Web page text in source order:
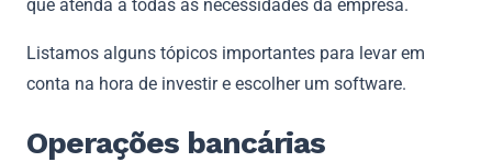
que atenda a todas as necessidades da empresa.
Listamos alguns tópicos importantes para levar em
conta na hora de investir e escolher um software.
Operações bancárias